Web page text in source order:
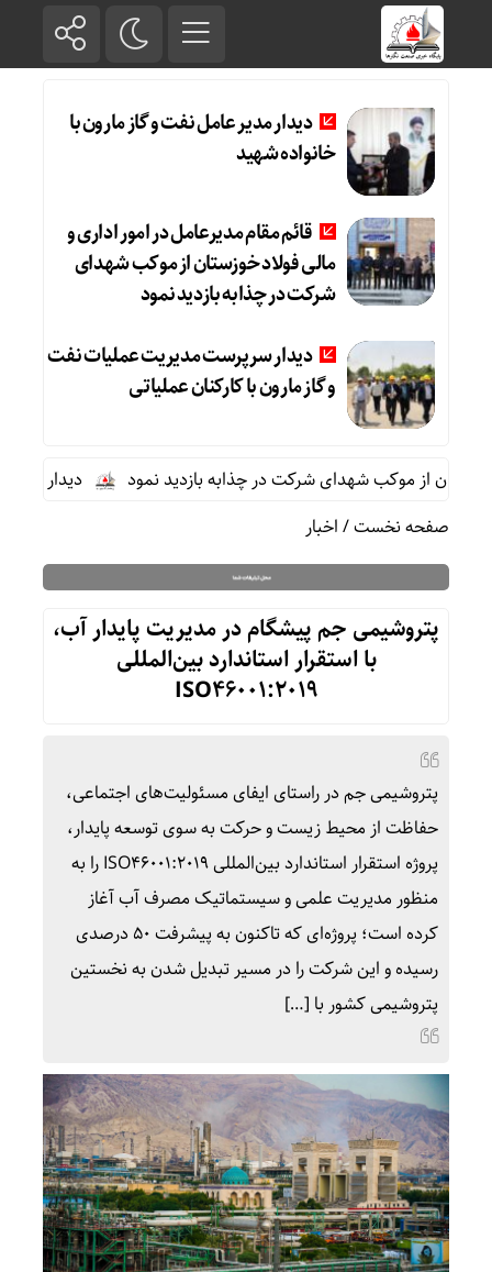
دیدار مدیر عامل نفت و گاز مارون با
خانواده شهید
قائم مقام مدیرعامل در امور اداری و
مالی فولاد خوزستان از موکب شهدای
شرکت در چذابه بازدید نمود
دیدار سرپرست مدیریت عملیات نفت
و گاز مارون با کارکنان عملیاتی
از موکب شهدای شرکت در چذابه بازدید نمود
دیدار سرپرست
صفحه نخست/اخبار
پتروشیمی جم پیشگام در مدیریت پایدار آب،
با استقرار استاندارد بین‌المللی
ISO46001:2019
پتروشیمی جم در راستای ایفای مسئولیت‌های اجتماعی،
حفاظت از محیط زیست و حرکت به سوی توسعه پایدار،
پروژه استقرار استاندارد بین‌المللی ISO46001:2019 را به
منظور مدیریت علمی و سیستماتیک مصرف آب آغاز
کرده است؛ پروژه‌ای که تاکنون به پیشرفت ۵۰ درصدی
رسیده و این شرکت را در مسیر تبدیل شدن به نخستین
پتروشیمی کشور با […]